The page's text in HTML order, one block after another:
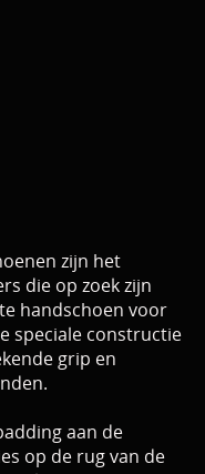
/ Onthaakmatten /
zijn het
die op zoek zijn
handschoen voor
speciale constructie
grip en
aan de
op de rug van de